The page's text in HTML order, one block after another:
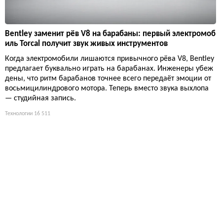
Bentley заменит рёв V8 на барабаны: первый электромоб
иль Torcal получит звук живых инструментов
Когда электромобили лишаются привычного рёва V8, Bentley
предлагает буквально играть на барабанах. Инженеры убеж
дены, что ритм барабанов точнее всего передаёт эмоции от
восьмицилиндрового мотора. Теперь вместо звука выхлопа
— студийная запись.
Технологии 16 511